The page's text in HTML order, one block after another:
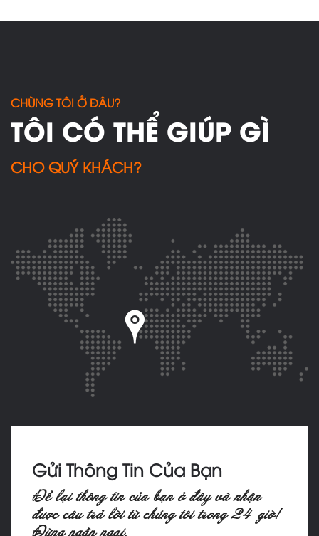
CHÙNG TÔI Ở ĐÂU?
TÔI CÓ THỂ GIÚP GÌ
CHO QUÝ KHÁCH?
Gửi Thông Tin Của Bạn
Ñeå laïi thoâng tin cuûa baïn ôû ñaây vaø nhaän
ñöôïc caâu traû lôøi töø chuùng toâi trong 24 giôø!